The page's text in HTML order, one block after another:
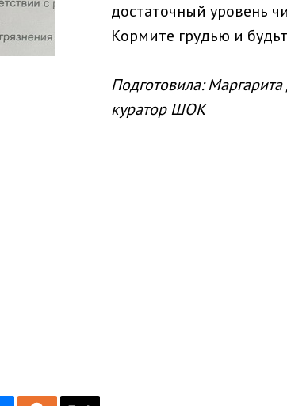
достаточный уровень
Кормите грудью и
Подготовила:
куратор ШОК